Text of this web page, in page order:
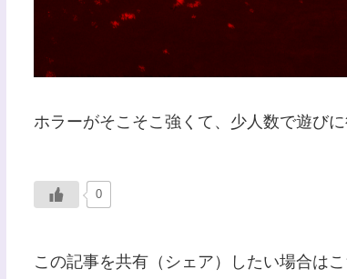
ホラーがそこそこ強くて、少人数で遊び
0
この記事を共有（シェア）したい場合は